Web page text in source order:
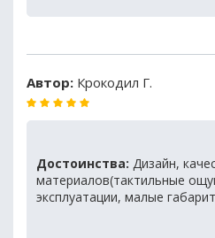
Автор: Крокодил Г.
Достоинства: Дизайн,
материалов(тактильные
эксплуатации, малые